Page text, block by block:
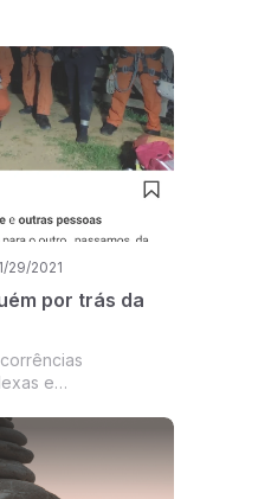
do céu as três da
as dezoito.
29/2021
por trás da
e